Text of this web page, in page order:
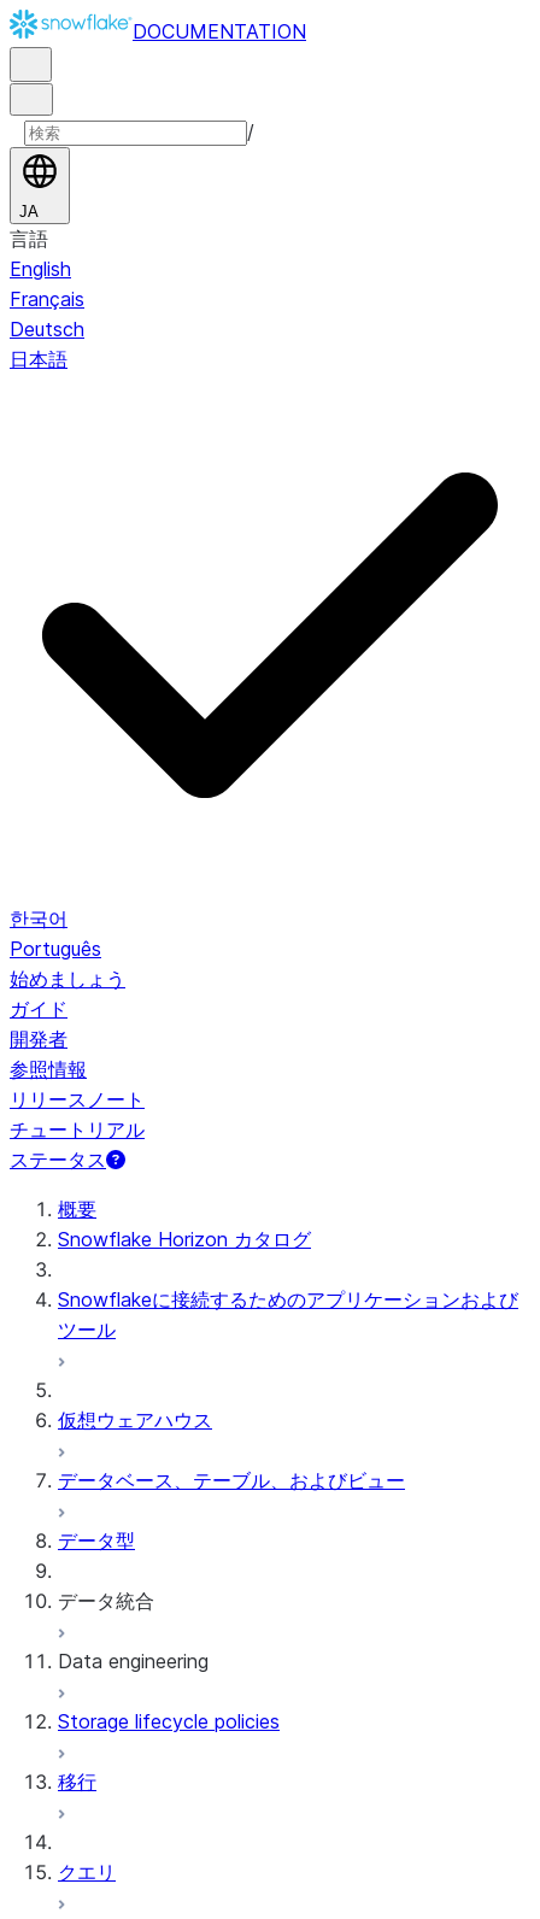
DOCUMENTATION
/
JA
言語
English
Français
Deutsch
日本語
한국어
Português
始めましょう
ガイド
開発者
参照情報
リリースノート
チュートリアル
ステータス
概要
Snowflake Horizon カタログ
Snowflakeに接続するためのアプリケーションおよび
ツール
仮想ウェアハウス
データベース、テーブル、およびビュー
データ型
データ統合
Snowflake Openflow
Apache Iceberg™
Data engineering
データのロード
Storage lifecycle policies
移行
クエリ